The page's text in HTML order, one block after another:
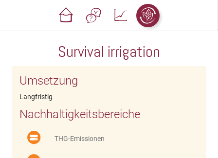
Survival irrigation
Umsetzung
Langfristig
Nachhaltigkeitsbereiche
THG-Emissionen